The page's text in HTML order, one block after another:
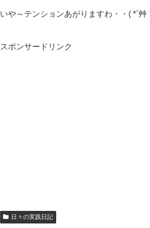
いや～テンションあがりますわ・・( *´艸
スポンサードリンク
日々の実践日記